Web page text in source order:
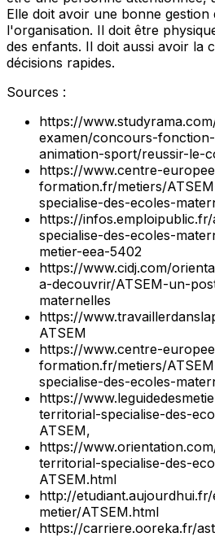
Elle doit avoir une bonne gestion
l'organisation. Il doit être
des enfants. Il doit aussi avoir la
décisions rapides.
Sources :
https://
examen/concours-
animation-sport/reussir-le-
https://www.centre-
formation.fr/metiers/
specialise-des-ecoles-
https://
specialise-des-ecoles-
metier-eea-5402
https://www.cidj.com/
a-decouvrir/ATSEM-un-
maternelles
https://
ATSEM
https://www.centre-
formation.fr/metiers/
specialise-des-ecoles-
https://
territorial-specialise-des-
ATSEM,
https://
territorial-specialise-des-
ATSEM.html
http://
metier/ATSEM.html
https://carriere.ooreka.fr/